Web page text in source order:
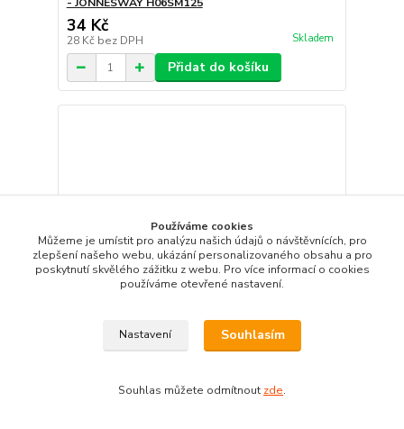
34 Kč
28 Kč bez DPH Skladem
Přidat do košíku
Klíč Imbus s kuličkou 3 mm extra dlouhý 130 mm -
Používáme cookies
Můžeme je umístit pro analýzu našich údajů o návštěvnících, pro
zlepšení našeho webu, ukázání personalizovaného obsahu a pro
poskytnutí skvělého zážitku z webu. Pro více informací o cookies
používáme otevřené nastavení.
Nastavení Souhlasím
Souhlas můžete odmítnout zde.